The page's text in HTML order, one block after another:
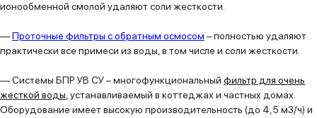
ионообменной смолой удаляют соли жесткости.
—Проточные фильтры с обратным осмосом – полностью удаляют
практически все примеси из воды, в том числе и соли жесткости.
— Системы БПР УВ СУ – многофункциональный фильтр для очень
жесткой воды , устанавливаемый в коттеджах и частных домах.
Оборудование имеет высокую производительность (до 4,5 м3/ч) и